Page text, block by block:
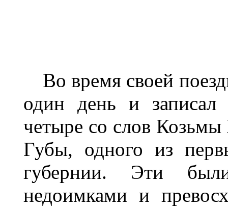
Во время своей
один день и
четыре со слов
Губы, одного из
губернии. Эти
недоимками и